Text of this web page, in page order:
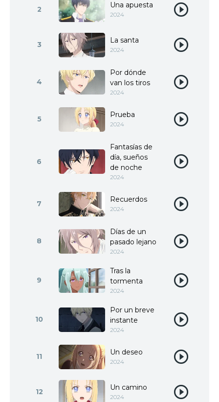
2 Una apuesta
2024
3 La santa
2024
4
Por dónde
van los tiros
2024
5 Prueba
2024
6
Fantasías de
día, sueños
de noche
2024
7 Recuerdos
2024
8
Días de un
pasado lejano
2024
9
Tras la
tormenta
2024
10
Por un breve
instante
2024
11 Un deseo
2024
12 Un camino
2024